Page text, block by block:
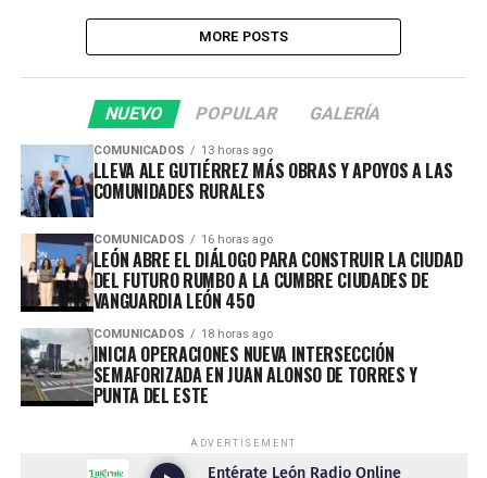
MORE POSTS
NUEVO POPULAR GALERÍA
COMUNICADOS 13 horas ago
LLEVA ALE GUTIÉRREZ MÁS OBRAS Y APOYOS A LAS
COMUNIDADES RURALES
COMUNICADOS 16 horas ago
LEÓN ABRE EL DIÁLOGO PARA CONSTRUIR LA CIUDAD
DEL FUTURO RUMBO A LA CUMBRE CIUDADES DE
VANGUARDIA LEÓN 450
COMUNICADOS 18 horas ago
INICIA OPERACIONES NUEVA INTERSECCIÓN
SEMAFORIZADA EN JUAN ALONSO DE TORRES Y
PUNTA DEL ESTE
ADVERTISEMENT